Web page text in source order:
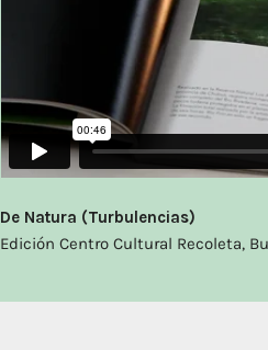
De Natura (Turbulencias)
Edición Centro Cultural Recoleta,